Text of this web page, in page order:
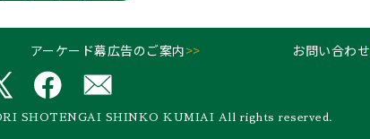
アーケード幕広告のご案内>> お問い合わせ
SHOTENGAI SHINKO KUMIAI All rights reserved.